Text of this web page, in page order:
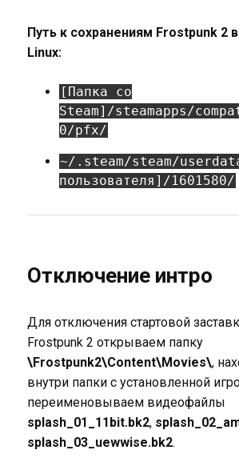
Путь к сохранениям Frostpunk 2
Linux:
[Папка со
Steam]/steamapps/
0/pfx/
~/.steam/steam/
пользователя]/1601580/
Отключение интро
Для отключения стартовой
Frostpunk 2 открываем папку
\Frostpunk2\Content\Movies\,
внутри папки с установленной
переименовываем видеофайлы
splash_01_11bit.bk2,
splash_03_uewwise.bk2.